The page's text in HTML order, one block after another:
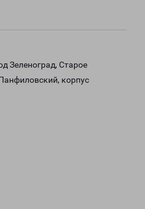
Зеленоград, Старое
корпус